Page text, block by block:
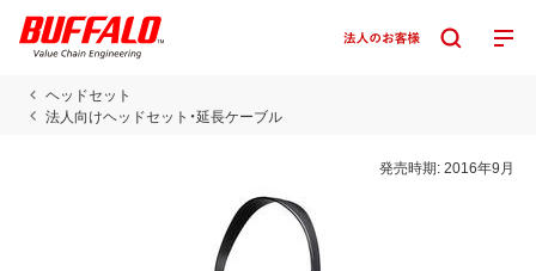
ヘッドセット
法人向けヘッドセット・延長ケーブル
発売時期:2016年9月